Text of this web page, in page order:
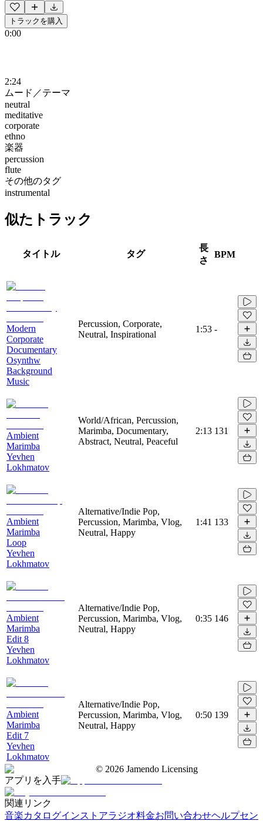
トラックを購入
0:00
2:24
ムード／テーマ
neutral
meditative
corporate
ethno
楽器
percussion
flute
その他のタグ
instrumental
似たトラック
タイトル タグ
長
さ
BPM
Modern
Corporate
Documentary
Osynthw
Background
Music
Percussion, Corporate,
Neutral, Inspirational
1:53 -
Ambient
Marimba
Yevhen
Lokhmatov
World/African, Percussion,
Marimba, Documentary,
Abstract, Neutral, Peaceful
2:13 131
Ambient
Marimba
Loop
Yevhen
Lokhmatov
Alternative/Indie Pop,
Percussion, Marimba, Vlog,
Neutral, Happy
1:41 133
Ambient
Marimba
Edit 8
Yevhen
Lokhmatov
Alternative/Indie Pop,
Percussion, Marimba, Vlog,
Neutral, Happy
0:35 146
Ambient
Marimba
Edit 7
Yevhen
Lokhmatov
Alternative/Indie Pop,
Percussion, Marimba, Vlog,
Neutral, Happy
0:50 139
© 2026 Jamendo Licensing
アプリを入手
関連リンク
音楽カタログインストアラジオ料金お問い合わせヘルプセン